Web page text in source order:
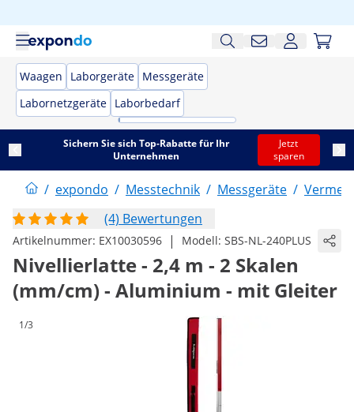
Waagen Laborgeräte Messgeräte
Labornetzgeräte Laborbedarf
Sichern Sie sich Top-Rabatte für Ihr
Unternehmen
Jetzt
sparen
/ expondo / Messtechnik / Messgeräte /
(4) Bewertungen
Artikelnummer: EX10030596 | Modell: SBS-NL-240PLUS
Nivellierlatte - 2,4 m - 2 Skalen
(mm/cm) - Aluminium - mit Gleiter
1/3